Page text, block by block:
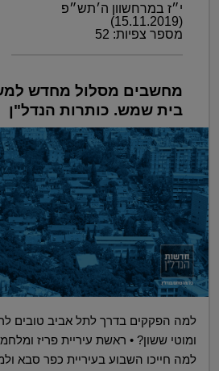
י״ז במרחשוון ה׳תש״פ
(15.11.2019)
מספר צפיות: 52
מחשבים מסלול מחדש
בית שמש. כותרות הנדל"ן
למה הפקקים בדרך לתל אביב טובים
ומוטי ששון? • ראשת עיריית פריז
למה חייכו השבוע בעיריית כפר סבא